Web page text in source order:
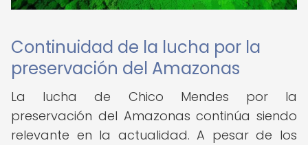
Continuidad de la lucha por la
preservación del Amazonas
La lucha de Chico Mendes por la
preservación del Amazonas continúa siendo
relevante en la actualidad. A pesar de los